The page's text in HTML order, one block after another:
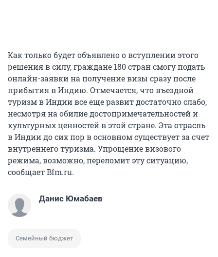
Как только будет объявлено о вступлении этого
решения в силу, граждане 180 стран смогу подать
онлайн-заявки на получение визы сразу после
прибытия в Индию. Отмечается, что въездной
туризм в Индии все еще развит достаточно слабо,
несмотря на обилие достопримечательностей и
культурных ценностей в этой стране. Эта отрасль
в Индии до сих пор в основном существует за счет
внутреннего туризма. Упрощение визового
режима, возможно, переломит эту ситуацию,
сообщает Bfm.ru.
Данис Юмабаев
Семейный бюджет